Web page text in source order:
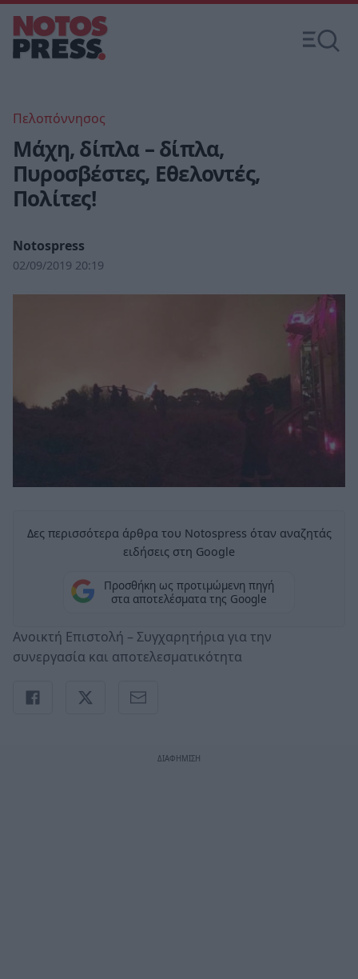
Πελοπόννησος
Μάχη, δίπλα – δίπλα,
Πυροσβέστες, Εθελοντές,
Πολίτες!
Notospress
02/09/2019 20:19
Δες περισσότερα άρθρα του Notospress όταν αναζητάς
ειδήσεις στη Google
Προσθήκη ως προτιμώμενη πηγή
στα αποτελέσματα της Google
Ανοικτή Επιστολή – Συγχαρητήρια για την
συνεργασία και αποτελεσματικότητα